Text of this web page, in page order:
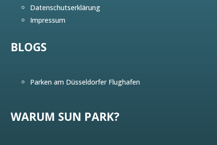
Datenschutserklärung
Impressum
BLOGS
Parken am Düsseldorfer Flughafen
WARUM SUN PARK?